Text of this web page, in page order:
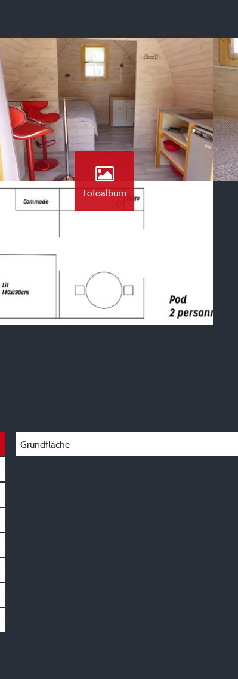
Fotoalbum
Grundfläche